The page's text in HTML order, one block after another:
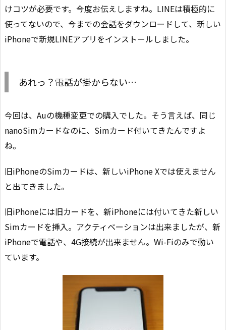
けコツが必要です。今度お伝えしますね。LINEは積極的に
使ってないので、今までの会話をダウンロードして、新しい
iPhoneで新規LINEアプリをインストールしました。
あれっ？電話が掛からない…
今回は、Auの機種変更での購入でした。そう言えば、同じ
nanoSimカードなのに、Simカード付いてきたんですよ
ね。
旧iPhoneのSimカードは、新しいiPhone Xでは使えません
と出てきました。
旧iPhoneには旧カードを、新iPhoneには付いてきた新しい
Simカードを挿入。アクティベーションは出来ましたが、新
iPhoneで電話や、4G接続が出来ません。Wi-Fiのみで動い
ています。